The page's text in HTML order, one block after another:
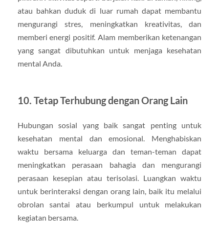
atau bahkan duduk di luar rumah dapat membantu
mengurangi stres, meningkatkan kreativitas, dan
memberi energi positif. Alam memberikan ketenangan
yang sangat dibutuhkan untuk menjaga kesehatan
mental Anda.
10. Tetap Terhubung dengan Orang Lain
Hubungan sosial yang baik sangat penting untuk
kesehatan mental dan emosional. Menghabiskan
waktu bersama keluarga dan teman-teman dapat
meningkatkan perasaan bahagia dan mengurangi
perasaan kesepian atau terisolasi. Luangkan waktu
untuk berinteraksi dengan orang lain, baik itu melalui
obrolan santai atau berkumpul untuk melakukan
kegiatan bersama.